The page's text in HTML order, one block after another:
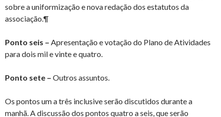
sobre a uniformização e nova redação dos estatutos da
associação.¶
Ponto seis – Apresentação e votação do Plano de Atividades
para dois mil e vinte e quatro.
Ponto sete – Outros assuntos.
Os pontos um a três inclusive serão discutidos durante a
manhã. A discussão dos pontos quatro a seis, que serão